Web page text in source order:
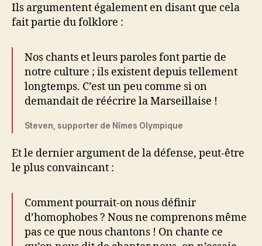
Ils argumentent également en disant que cela
fait partie du folklore :
Nos chants et leurs paroles font partie de
notre culture ; ils existent depuis tellement
longtemps. C’est un peu comme si on
demandait de réécrire la Marseillaise !
Steven, supporter de Nîmes Olympique
Et le dernier argument de la défense, peut-être
le plus convaincant :
Comment pourrait-on nous définir
d’homophobes ? Nous ne comprenons même
pas ce que nous chantons ! On chante ce